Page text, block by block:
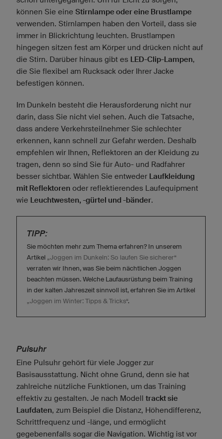
können Sie eine Stirnlampe oder eine Brustlampe
verwenden. Stirnlampen haben den Vorteil, dass sie
immer in Blickrichtung leuchten. Brustlampen
hingegen sitzen fest am Körper und drücken nicht auf
die Stirn. Darüber hinaus gibt es LED-Clip-Lampen,
die Sie flexibel am Rucksack oder Ihrer Jacke
befestigen können.
Im Dunkeln besteht die Herausforderung nicht nur
darin, dass Sie nicht viel sehen. Auch die Tatsache,
dass andere Verkehrsteilnehmer Sie schlechter
erkennen, kann schnell zur Gefahr werden. Deshalb
empfehlen wir Ihnen, Reflektoren an der Kleidung zu
tragen, denn so sind Sie für Auto- und Radfahrer
besser sichtbar. Wählen Sie entweder Laufkleidung
mit Reflektoren oder reflektierendes Laufequipment
wie Leuchtwesten, -gürtel und -bänder.
TIPP:
Sie möchten mehr zum Thema erfahren? In unserem
Artikel „Joggen im Dunkeln: So laufen Sie sicherer“
verraten wir Ihnen, was Sie beim nächtlichen Joggen
beachten müssen. Welche Laufausrüstung beim Training
in der kalten Jahreszeit sinnvoll ist, erfahren Sie im Artikel
„Joggen im Winter: Tipps & Tricks“.
Pulsuhr
Eine Pulsuhr gehört für viele Jogger zur
Basisausstattung. Nicht ohne Grund, denn sie hat
zahlreiche nützliche Funktionen, um das Training
effektiv zu gestalten. Je nach Modell trackt sie
Laufdaten, zum Beispiel die Distanz, Höhendifferenz,
Schrittfrequenz und -länge, und ermöglicht
gegebenenfalls sogar die Navigation. Wichtig ist vor